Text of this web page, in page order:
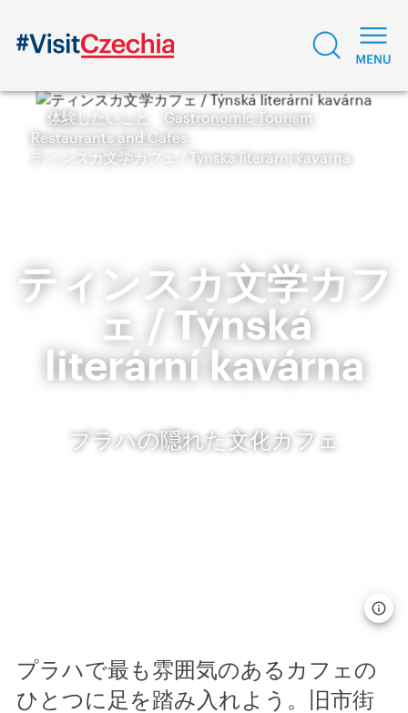
体験したいこと
Gastronomic Tourism
Restaurants and Cafes
ティンスカ文学カフェ / Týnská literární kavárna
ティンスカ文学カフ
ェ / Týnská
literární kavárna
プラハの隠れた文化カフェ
プラハで最も雰囲気のあるカフェの
ひとつに足を踏み入れよう。旧市街